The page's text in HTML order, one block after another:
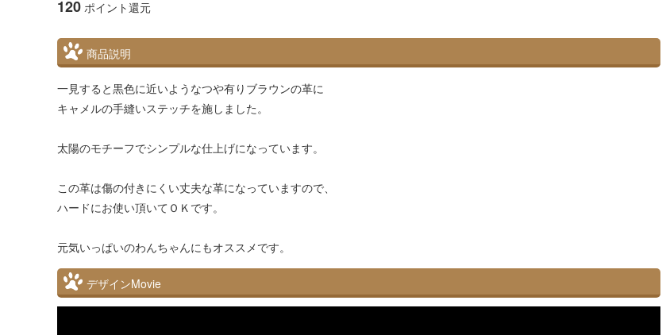
120 ポイント還元
商品説明
一見すると黒色に近いようなつや有りブラウンの革に
キャメルの手縫いステッチを施しました。
太陽のモチーフでシンプルな仕上げになっています。
この革は傷の付きにくい丈夫な革になっていますので、
ハードにお使い頂いてＯＫです。
元気いっぱいのわんちゃんにもオススメです。
デザインMovie